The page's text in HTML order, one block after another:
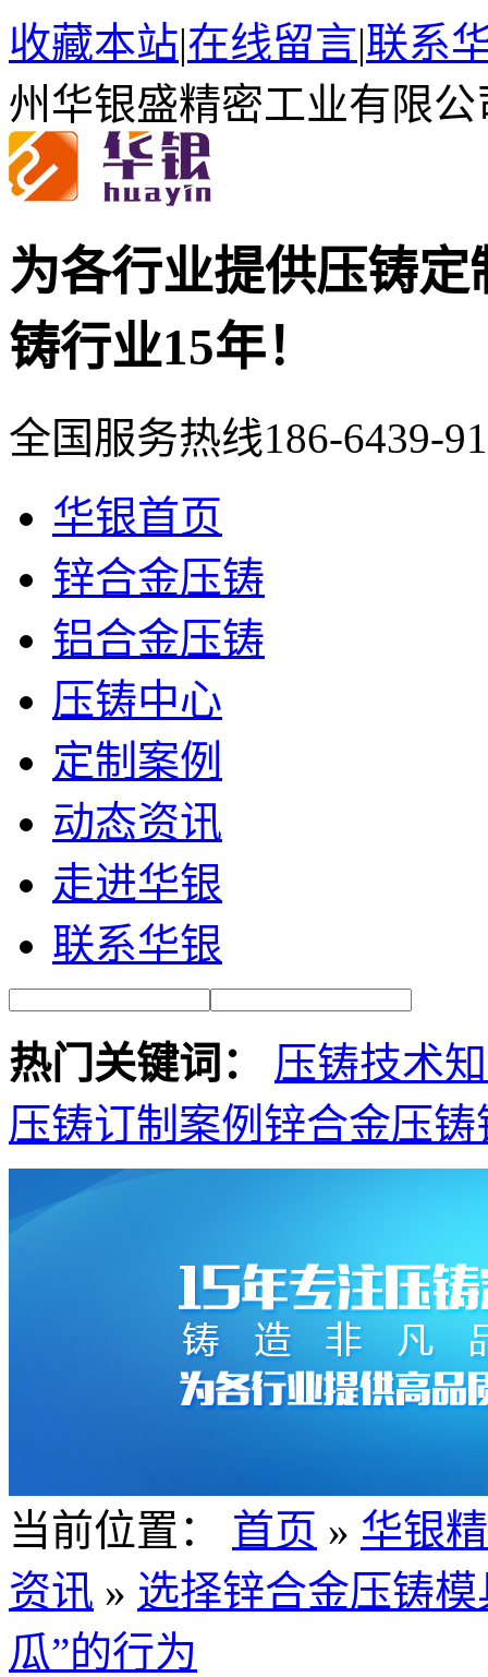
收藏本站|在线留言|联系
州华银盛精密工业有限公
为各行业提供压铸定
铸行业15年！
全国服务热线186-6439-
华银首页
锌合金压铸
铝合金压铸
压铸中心
定制案例
动态资讯
走进华银
联系华银
热门关键词：
压铸技术
压铸订制案例 锌合金压铸
当前位置： 首页 » 华银
资讯 » 选择锌合金压铸
瓜”的行为